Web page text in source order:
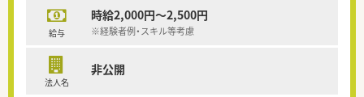
給与
時給2,000円～2,500円
※経験者例・スキル等考慮
法人名
非公開